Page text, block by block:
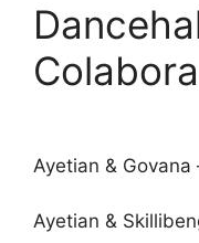
Ayetian & Govana
Ayetian &